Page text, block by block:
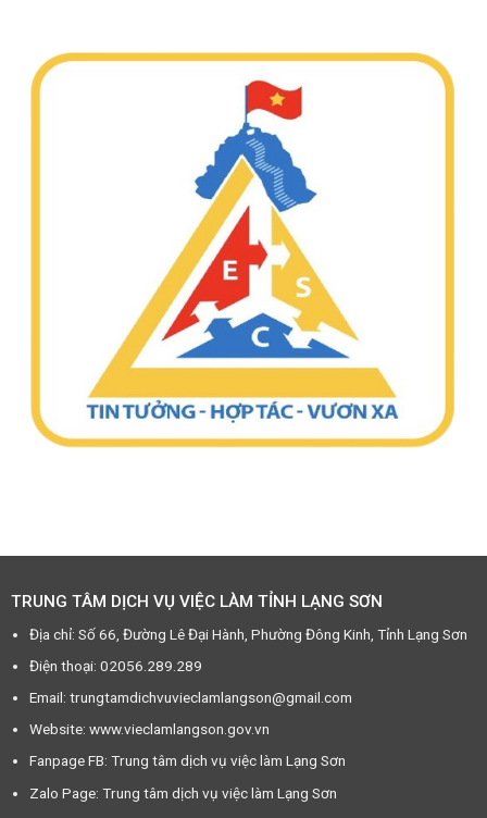
TRUNG TÂM DỊCH VỤ VIỆC LÀM TỈNH LẠNG SƠN
Địa chỉ: Số 66, Đường Lê Đại Hành, Phường Đông Kinh, Tỉnh Lạng Sơn
Điện thoại: 02056.289.289
Email: trungtamdichvuvieclamlangson@gmail.com
Website: www.vieclamlangson.gov.vn
Fanpage FB: Trung tâm dịch vụ việc làm Lạng Sơn
Zalo Page: Trung tâm dịch vụ việc làm Lạng Sơn